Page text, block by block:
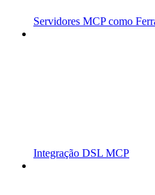
Servidores MCP como
Integração DSL MCP